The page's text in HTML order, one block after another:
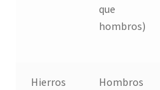
que
hombros)
Hierros
Hombros